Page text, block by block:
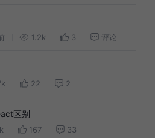
1.2k 3 评论
22 2
区别
167 33